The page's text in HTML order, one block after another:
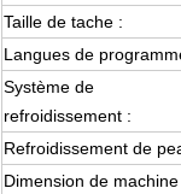
Taille de tache :
Langues de
Système de
refroidissement :
Refroidissement de
Dimension de machine